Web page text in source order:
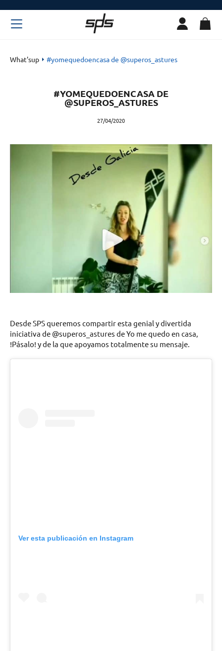
What'sup #yomequedoencasa de @superos_astures
#YOMEQUEDOENCASA DE
@SUPEROS_ASTURES
27/04/2020
Desde SPS queremos compartir esta genial y divertida
iniciativa de @superos_astures de Yo me quedo en casa,
!Pásalo! y de la que apoyamos totalmente su mensaje.
Ver esta publicación en Instagram